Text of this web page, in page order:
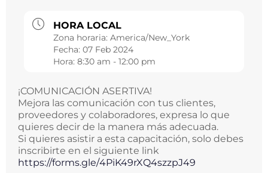
HORA LOCAL
Zona horaria: America/New_York
Fecha: 07 Feb 2024
Hora: 8:30 am - 12:00 pm
¡COMUNICACIÓN ASERTIVA!
Mejora las comunicación con tus clientes,
proveedores y colaboradores, expresa lo que
quieres decir de la manera más adecuada.
Si quieres asistir a esta capacitación, solo debes
inscribirte en el siguiente link
https://forms.gle/4PiK49rXQ4szzpJ49